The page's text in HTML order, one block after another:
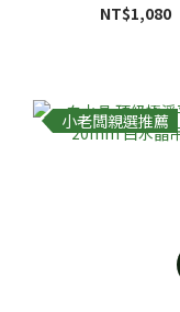
NT$1,080
小老闆親選推薦